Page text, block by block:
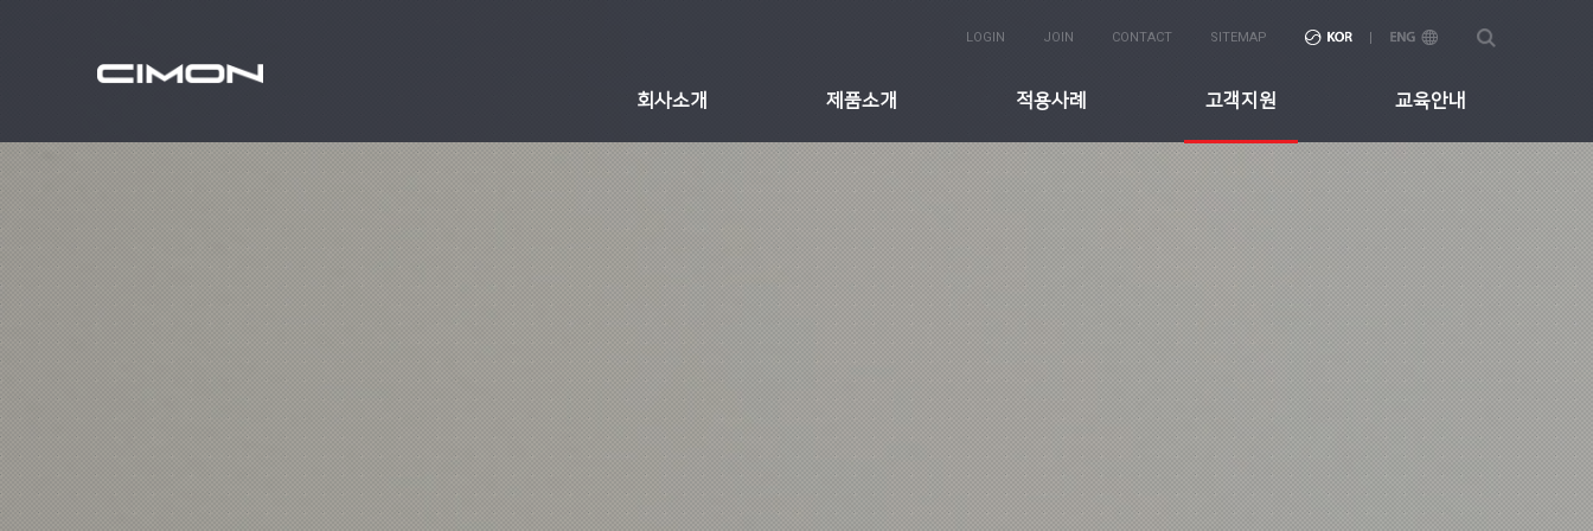
LOGIN JOIN CONTACT SITEMAP
회사소개 제품소개 적용사례 고객지원 교육안내